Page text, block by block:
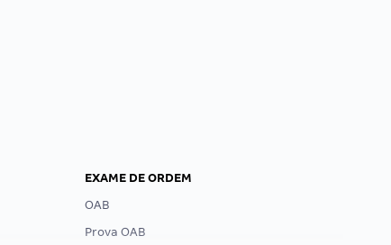
EXAME DE ORDEM
OAB
Prova OAB